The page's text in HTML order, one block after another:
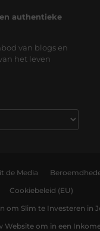
authentieke
van blogs en
het leven
de Media
Cookiebeleid (EU)
om Slim te Investeren in
Website om in een